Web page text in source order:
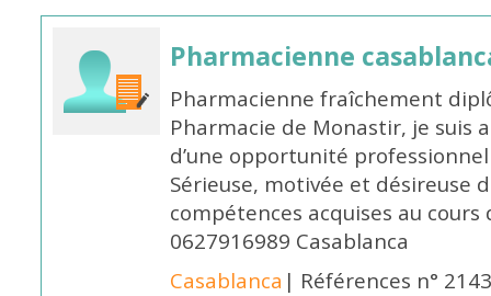
Pharmacienne
Pharmacienne fraîchement
Pharmacie de Monastir, je suis
d’une opportunité
Sérieuse, motivée et désireuse
compétences acquises au
0627916989 Casablanca
Casablanca | Références n°